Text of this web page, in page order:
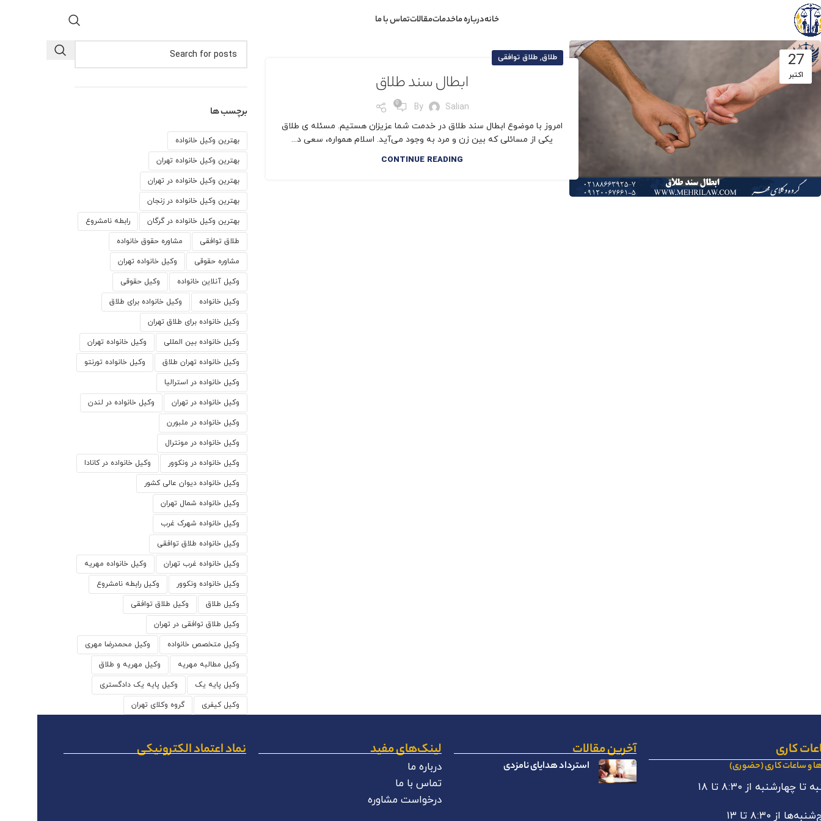
خانهدرباره ماخدماتمقالاتتماس با ما
27
اکتبر
طلاق,طلاق توافقی
ابطال سند طلاق
By Salian
0
امروز با موضوع ابطال سند طلاق در خدمت شما عزیزان هستیم. مسئله ی طلاق
یکی از مسائلی که بین زن و مرد به وجود می‌آید. اسلام همواره، سعی د...
CONTINUE READING
برچسب ها
بهترین وکیل خانواده
بهترین وکیل خانواده تهران
بهترین وکیل خانواده در تهران
بهترین وکیل خانواده در زنجان
بهترین وکیل خانواده در گرگان رابطه نامشروع
طلاق توافقی مشاوره حقوق خانواده
مشاوره حقوقی وكيل خانواده تهران
وکیل آنلاین خانواده وکیل حقوقی
وکیل خانواده وکیل خانواده برای طلاق
وکیل خانواده برای طلاق تهران
وکیل خانواده بین المللی وکیل خانواده تهران
وکیل خانواده تهران طلاق وکیل خانواده تورنتو
وکیل خانواده در استرالیا
وکیل خانواده در تهران وکیل خانواده در لندن
وکیل خانواده در ملبورن
وکیل خانواده در مونترال
وکیل خانواده در ونکوور وکیل خانواده در کانادا
وکیل خانواده دیوان عالی کشور
وکیل خانواده شمال تهران
وکیل خانواده شهرک غرب
وکیل خانواده طلاق توافقی
وکیل خانواده غرب تهران وکیل خانواده مهریه
وکیل خانواده ونکوور وکیل رابطه نامشروع
وکیل طلاق وکیل طلاق توافقی
وکیل طلاق توافقی در تهران
وکیل متخصص خانواده وکیل محمدرضا مهری
وکیل مطالبه مهریه وکیل مهریه و طلاق
وکیل پایه یک وکیل پایه یک دادگستری
وکیل کیفری گروه وکلای تهران
کاری
و ساعات کاری (حضوری)
تا چهارشنبه از ۸:۳۰ تا ۱۸
از ۸:۳۰ تا ۱۳
آخرین مقالات
استرداد هدایای نامزدی
لینک‌های مفید
درباره ما
تماس با ما
درخواست مشاوره
نماد اعتماد الکترونیکی